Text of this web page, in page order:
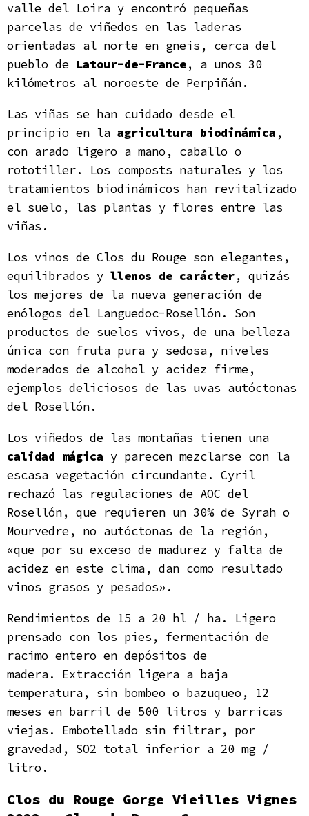
valle del Loira y encontró pequeñas
parcelas de viñedos en las laderas
orientadas al norte en gneis, cerca del
pueblo de Latour-de-France, a unos 30
kilómetros al noroeste de Perpiñán.
Las viñas se han cuidado desde el
principio en la agricultura biodinámica ,
con arado ligero a mano, caballo o
rototiller. Los composts naturales y los
tratamientos biodinámicos han revitalizado
el suelo, las plantas y flores entre las
viñas.
Los vinos de Clos du Rouge son elegantes,
equilibrados y llenos de carácter, quizás
los mejores de la nueva generación de
enólogos del Languedoc-Rosellón. Son
productos de suelos vivos, de una belleza
única con fruta pura y sedosa, niveles
moderados de alcohol y acidez firme,
ejemplos deliciosos de las uvas autóctonas
del Rosellón.
Los viñedos de las montañas tienen una
calidad mágica y parecen mezclarse con la
escasa vegetación circundante. Cyril
rechazó las regulaciones de AOC del
Rosellón, que requieren un 30% de Syrah o
Mourvedre, no autóctonas de la región,
«que por su exceso de madurez y falta de
acidez en este clima, dan como resultado
vinos grasos y pesados».
Rendimientos de 15 a 20 hl / ha. Ligero
prensado con los pies, fermentación de
racimo entero en depósitos de
madera. Extracción ligera a baja
temperatura, sin bombeo o bazuqueo, 12
meses en barril de 500 litros y barricas
viejas. Embotellado sin filtrar, por
gravedad, SO2 total inferior a 20 mg /
litro.
Clos du Rouge Gorge Vieilles Vignes